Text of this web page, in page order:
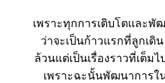
เพราะทุกการเติบโตและพั
ว่าจะเป็นก้าวแรกที่ลูกเ
ล้วนแต่เป็นเรื่องราวที่เต็ม
เพราะฉะนั้นพัฒนาการใ